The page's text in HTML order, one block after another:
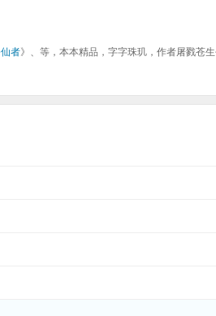
者》、等，本本精品，字字珠玑，作者屠戮苍